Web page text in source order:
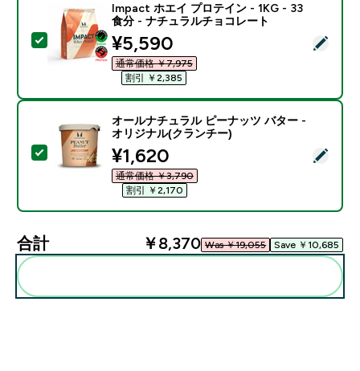
この商品を選択 - Impact ホエイ プロテイン - 1KG -
Impact ホエイ プロテイン - 1KG - 33
食分 - ナチュラルチョコレート
discounted price
¥5,590‎
通常価格 ￥7,975‎
割引 ￥2,385‎
この商品を選択 - オールナチュラル ピーナッツ バタ
オールナチュラル ピーナッツ バター -
オリジナル(クランチー)
discounted price
¥1,620‎
通常価格 ￥3,790‎
割引 ￥2,170‎
合計 ￥8,370‎ Was ￥19,055‎ Save ￥10,685‎